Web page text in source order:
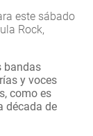
este sábado
Rock,
bandas
y voces
como es
década de